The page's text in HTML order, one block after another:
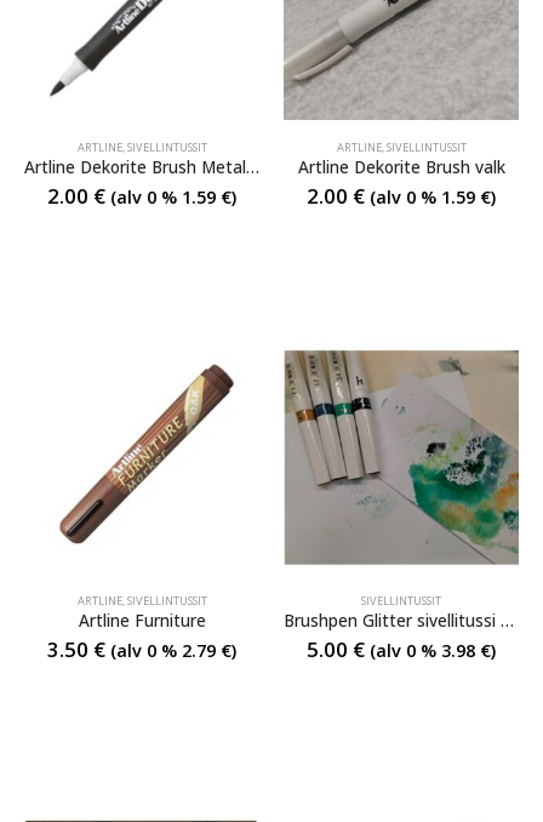
ARTLINE,SIVELLINTUSSIT
Artline Dekorite Brush Metallics & Basic
2.00 € (alv 0 % 1.59 €)
ARTLINE,SIVELLINTUSSIT
Artline Dekorite Brush valk
2.00 € (alv 0 % 1.59 €)
ARTLINE,SIVELLINTUSSIT
Artline Furniture
3.50 € (alv 0 % 2.79 €)
SIVELLINTUSSIT
Brushpen Glitter sivellitussi erivärejä
5.00 € (alv 0 % 3.98 €)